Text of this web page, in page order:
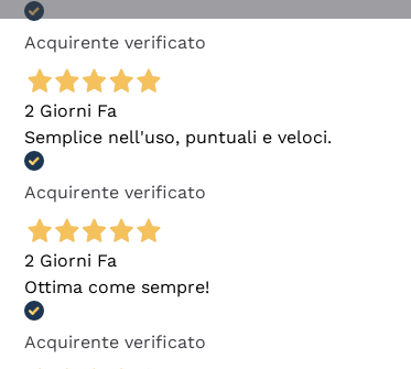
Acquirente verificato
2 Giorni Fa
Semplice nell'uso, puntuali e veloci.
Acquirente verificato
2 Giorni Fa
Ottima come sempre!
Acquirente verificato